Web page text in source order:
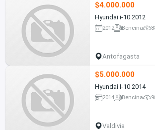
$4.000.000
Hyundai i-10 2012
2012 Bencina
Antofagasta
$5.000.000
Hyundai I-10 2014
2014 Bencina
Valdivia